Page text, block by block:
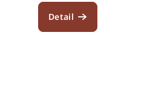
Detail